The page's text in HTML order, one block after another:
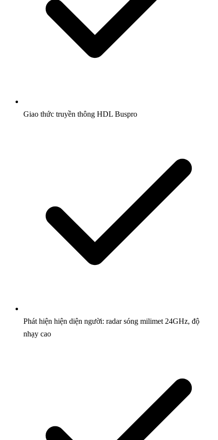
Giao thức truyền thông HDL Buspro
Phát hiện hiện diện người: radar sóng milimet 24GHz, độ
nhạy cao